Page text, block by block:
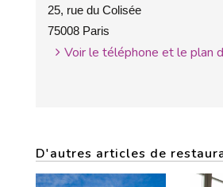
25, rue du Colisée
75008 Paris
Voir le téléphone et le plan
D'autres articles de